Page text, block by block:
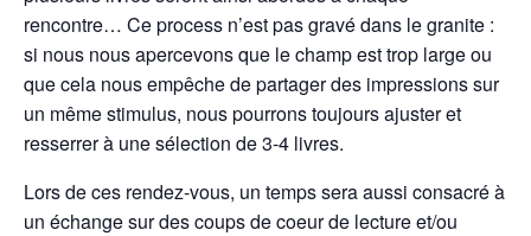
rencontre… Ce process n’est pas gravé dans le granite :
si nous nous apercevons que le champ est trop large ou
que cela nous empêche de partager des impressions sur
un même stimulus, nous pourrons toujours ajuster et
resserrer à une sélection de 3-4 livres.
Lors de ces rendez-vous, un temps sera aussi consacré à
un échange sur des coups de coeur de lecture et/ou